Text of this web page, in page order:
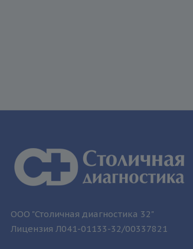
ООО "Столичная диагностика 32"
Лицензия Л041-01133-32/00337821